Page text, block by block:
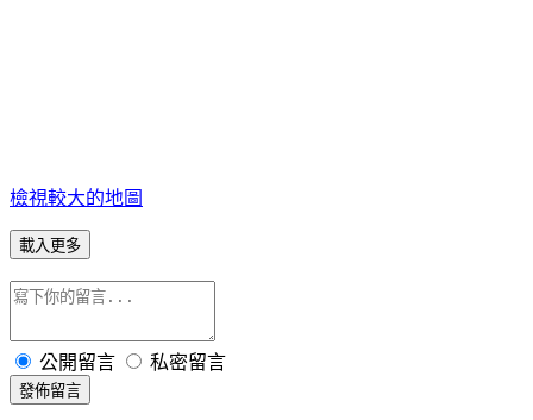
檢視較大的地圖
載入更多
公開留言 私密留言
發佈留言